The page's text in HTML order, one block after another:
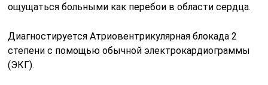
ощущаться больными как перебои в области сердца.
Диагностируется Атриовентрикулярная блокада 2
степени с помощью обычной электрокардиограммы
(ЭКГ).